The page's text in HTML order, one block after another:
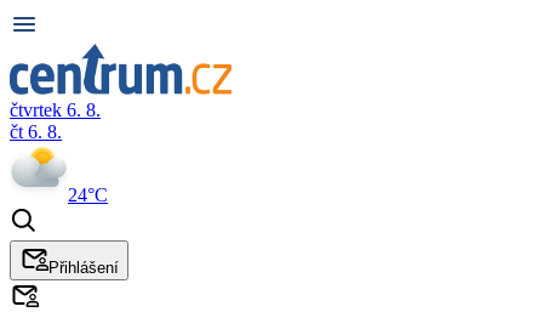
čtvrtek 6. 8.
čt 6. 8.
24°C
Přihlášení